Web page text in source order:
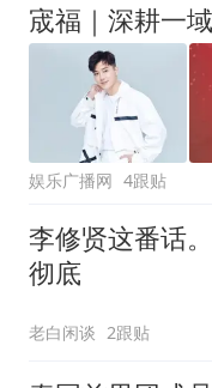
娱乐广播网 4跟贴
李修贤这番话
彻底
老白闲谈 2跟贴